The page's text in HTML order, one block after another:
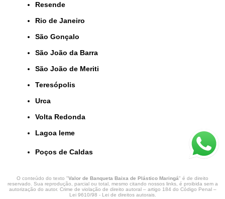
Resende
Rio de Janeiro
São Gonçalo
São João da Barra
São João de Meriti
Teresópolis
Urca
Volta Redonda
lagoa leme
Poços de Caldas
O conteúdo do texto "Valor de Banqueta Baixa de Plástico Maringá" é de direito
reservado. Sua reprodução, parcial ou total, mesmo citando nossos links, é proibida sem a
autorização do autor. Crime de violação de direito autoral – artigo 184 do Código Penal –
Lei 9610/98 - Lei de direitos autorais.